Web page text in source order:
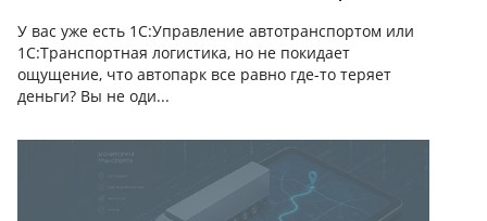
У вас уже есть 1С:Управление автотранспортом или
1С:Транспортная логистика, но не покидает
ощущение, что автопарк все равно где-то теряет
деньги? Вы не оди...